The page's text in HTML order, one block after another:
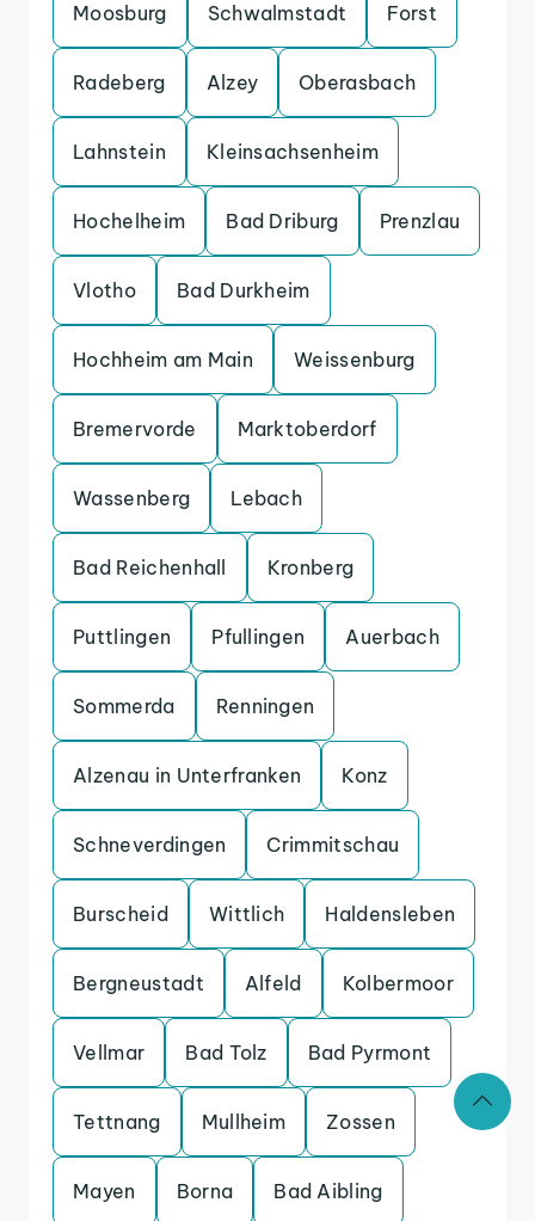
Moosburg Schwalmstadt Forst
Radeberg Alzey Oberasbach
Lahnstein Kleinsachsenheim
Hochelheim Bad Driburg Prenzlau
Vlotho Bad Durkheim
Hochheim am Main Weissenburg
Bremervorde Marktoberdorf
Wassenberg Lebach
Bad Reichenhall Kronberg
Puttlingen Pfullingen Auerbach
Sommerda Renningen
Alzenau in Unterfranken Konz
Schneverdingen Crimmitschau
Burscheid Wittlich Haldensleben
Bergneustadt Alfeld Kolbermoor
Vellmar Bad Tolz Bad Pyrmont
Tettnang Mullheim Zossen
Mayen Borna Bad Aibling